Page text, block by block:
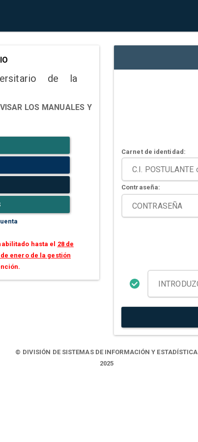
de la
LOS MANUALES Y
hasta el 28 de
de enero de la gestión
Carnet de identidad:
Contraseña:
© DIVISIÓN DE SISTEMAS DE INFORMACIÓN Y ESTADÍSTICA
2025